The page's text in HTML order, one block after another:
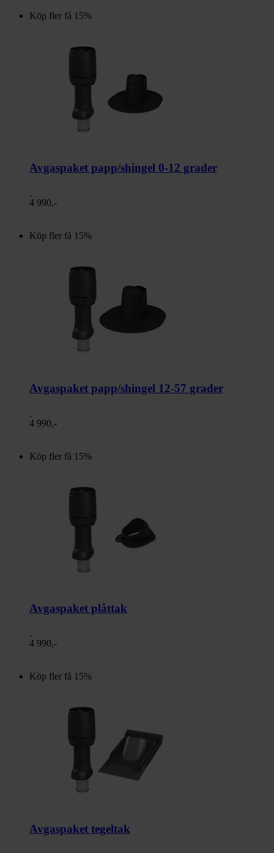
Köp fler få 15%
Avgaspaket papp/shingel 0-12 grader
4 990,-
Köp fler få 15%
Avgaspaket papp/shingel 12-57 grader
4 990,-
Köp fler få 15%
Avgaspaket plåttak
4 990,-
Köp fler få 15%
Avgaspaket tegeltak